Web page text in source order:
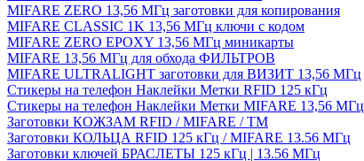
MIFARE ZERO 13,56 МГц заготовки для копирования
MIFARE CLASSIC 1K 13,56 МГц ключи с кодом
MIFARE ZERO EPOXY 13,56 МГц миникарты
MIFARE 13,56 МГц для обхода ФИЛЬТРОВ
MIFARE ULTRALIGHT заготовки для ВИЗИТ 13,56 МГц
Стикеры на телефон Наклейки Метки RFID 125 кГц
Стикеры на телефон Наклейки Метки MIFARE 13,56 МГц
Заготовки КОЖЗАМ RFID / MIFARE / TM
Заготовки КОЛЬЦА RFID 125 кГц / MIFARE 13.56 МГц
Заготовки ключей БРАСЛЕТЫ 125 кГц | 13.56 МГц